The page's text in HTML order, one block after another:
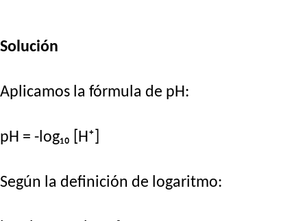
Solución
Aplicamos la fórmula de pH:
pH = -log₁₀ [H⁺]
Según la definición de logaritmo: